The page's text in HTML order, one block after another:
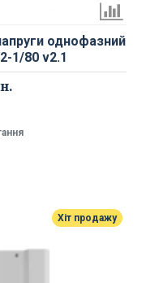
однофазний
1/80 v2.1
Хіт продажу